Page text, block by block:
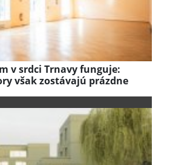
v srdci Trnavy funguje:
však zostávajú prázdne